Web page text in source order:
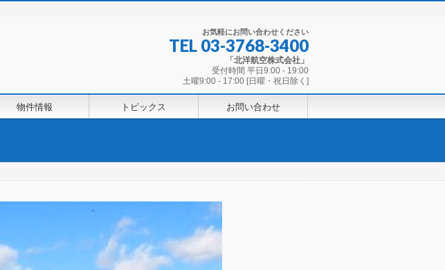
お気軽にお問い合わせください
TEL 03-3768-3400
「北洋航空株式会社」
受付時間 平日9:00 - 19:00
土曜9:00 - 17:00 [日曜・祝日除く]
物件情報 トピックス お問い合わせ